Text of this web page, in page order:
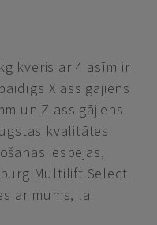
kveris ar 4 asīm ir
X ass gājiens
un Z ass gājiens
kvalitātes
iespējas,
Multilift Select
ar mums, lai